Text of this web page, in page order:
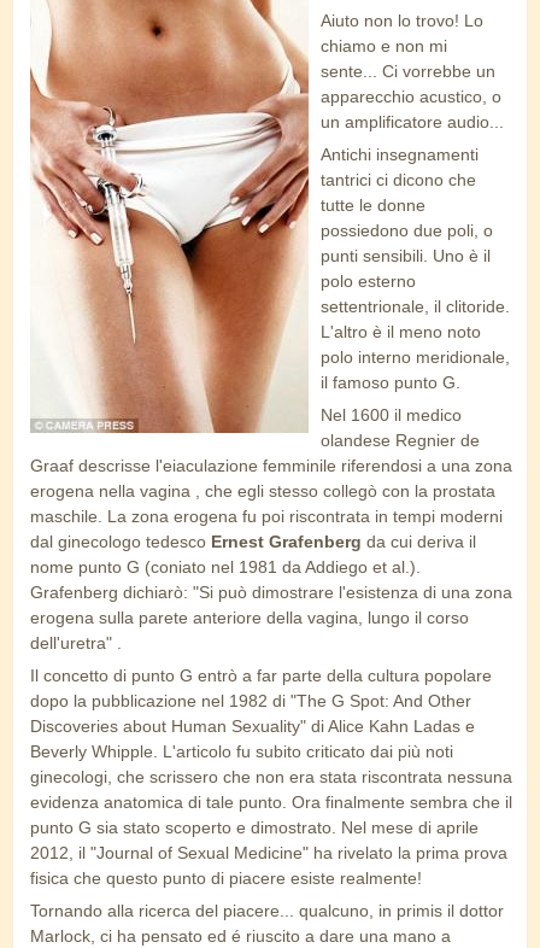
Aiuto non lo trovo! Lo
chiamo e non mi
sente... Ci vorrebbe un
apparecchio acustico, o
un amplificatore audio...
Antichi insegnamenti
tantrici ci dicono che
tutte le donne
possiedono due poli, o
punti sensibili. Uno è il
polo esterno
settentrionale, il clitoride.
L'altro è il meno noto
polo interno meridionale,
il famoso punto G.
Nel 1600 il medico
olandese Regnier de
Graaf descrisse l'eiaculazione femminile riferendosi a una zona
erogena nella vagina , che egli stesso collegò con la prostata
maschile. La zona erogena fu poi riscontrata in tempi moderni
dal ginecologo tedesco Ernest Grafenberg da cui deriva il
nome punto G (coniato nel 1981 da Addiego et al.).
Grafenberg dichiarò: "Si può dimostrare l'esistenza di una zona
erogena sulla parete anteriore della vagina, lungo il corso
dell'uretra" .
Il concetto di punto G entrò a far parte della cultura popolare
dopo la pubblicazione nel 1982 di "The G Spot: And Other
Discoveries about Human Sexuality" di Alice Kahn Ladas e
Beverly Whipple. L'articolo fu subito criticato dai più noti
ginecologi, che scrissero che non era stata riscontrata nessuna
evidenza anatomica di tale punto. Ora finalmente sembra che il
punto G sia stato scoperto e dimostrato. Nel mese di aprile
2012, il "Journal of Sexual Medicine" ha rivelato la prima prova
fisica che questo punto di piacere esiste realmente!
Tornando alla ricerca del piacere... qualcuno, in primis il dottor
Marlock, ci ha pensato ed é riuscito a dare una mano a